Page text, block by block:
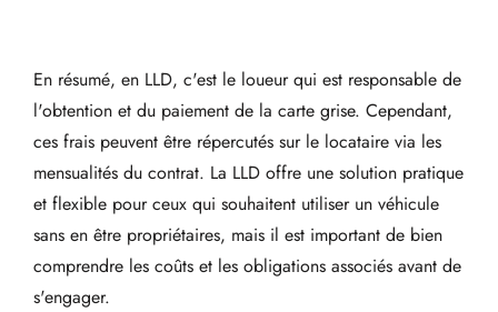
En résumé, en LLD, c'est le loueur qui est responsable de
l'obtention et du paiement de la carte grise. Cependant,
ces frais peuvent être répercutés sur le locataire via les
mensualités du contrat. La LLD offre une solution pratique
et flexible pour ceux qui souhaitent utiliser un véhicule
sans en être propriétaires, mais il est important de bien
comprendre les coûts et les obligations associés avant de
s'engager.